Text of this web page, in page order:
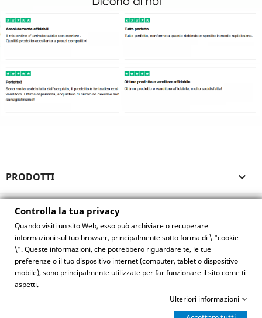
PRODOTTI 
LA NOSTRA AZIENDA
IL TUO ACCOUNT 
INFORMAZIONI NEGOZIO
Chat WhatsApp
Controlla la tua privacy
Quando visiti un sito Web, esso può archiviare o recuperare
informazioni sul tuo browser, principalmente sotto forma di \ "cookie
\". Queste informazioni, che potrebbero riguardare te, le tue
preferenze o il tuo dispositivo internet (computer, tablet o dispositivo
mobile), sono principalmente utilizzate per far funzionare il sito come ti
aspetti.
Ulteriori informazioni